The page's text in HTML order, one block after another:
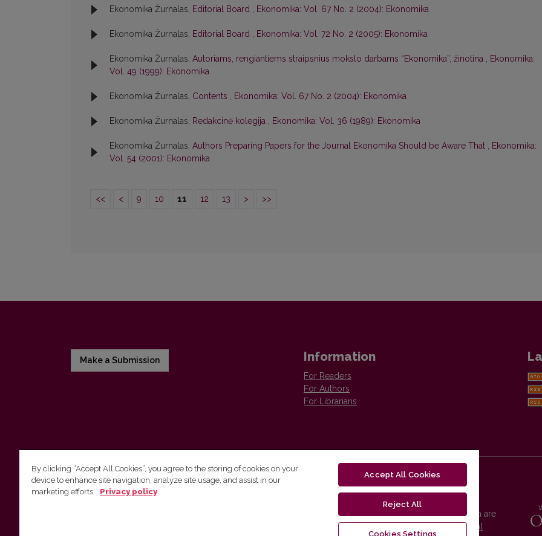
Ekonomika Žurnalas, Editorial Board , Ekonomika: Vol. 67 No. 2 (2004): Ekonomika
Ekonomika Žurnalas, Editorial Board , Ekonomika: Vol. 72 No. 2 (2005): Ekonomika
Ekonomika Žurnalas, Autoriams, rengiantiems straipsnius mokslo darbams “Ekonomika”, žinotina , Ekonomika:
Vol. 49 (1999): Ekonomika
Ekonomika Žurnalas, Contents , Ekonomika: Vol. 67 No. 2 (2004): Ekonomika
Ekonomika Žurnalas, Redakcinė kolegija , Ekonomika: Vol. 36 (1989): Ekonomika
Ekonomika Žurnalas, Authors Preparing Papers for the Journal Ekonomika Should be Aware That , Ekonomika:
Vol. 54 (2001): Ekonomika
<< < 9 10 11 12 13 > >>
Make a Submission Information
For Readers
For Authors
For Librarians
Vilnius University Press
Vilnius University Press platform and metadata are
distributed by
Creative Commons International
By clicking “Accept All Cookies”, you agree to the storing of cookies on your
device to enhance site navigation, analyze site usage, and assist in our
marketing efforts.
Privacy policy
Accept All Cookies
Reject All
Cookies Settings